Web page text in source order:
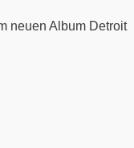
neuen Album Detroit